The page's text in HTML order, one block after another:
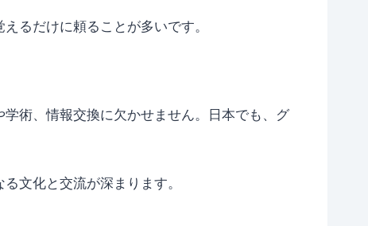
るだけに頼ることが多いです。
術、情報交換に欠かせません。日本でも、グ
文化と交流が深まります。